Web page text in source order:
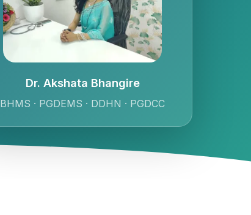
Dr. Akshata Bhangire
BHMS · PGDEMS · DDHN · PGDCC